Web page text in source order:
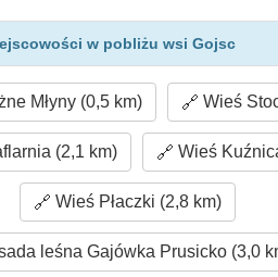
w pobliżu wsi Gojsc
Młyny (0,5 km) Wieś
(2,1 km) Wieś
Wieś Płaczki (2,8 km)
leśna Gajówka Prusicko (3,0